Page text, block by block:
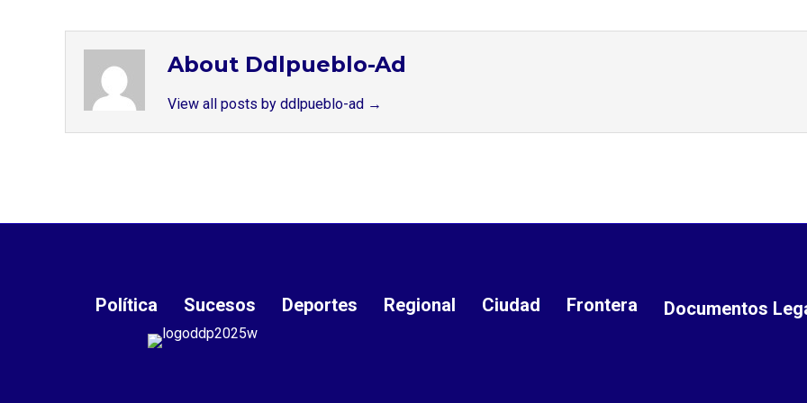
About Ddlpueblo-Ad
View all posts by ddlpueblo-ad →
Política Sucesos Deportes Regional Ciudad Frontera Documentos